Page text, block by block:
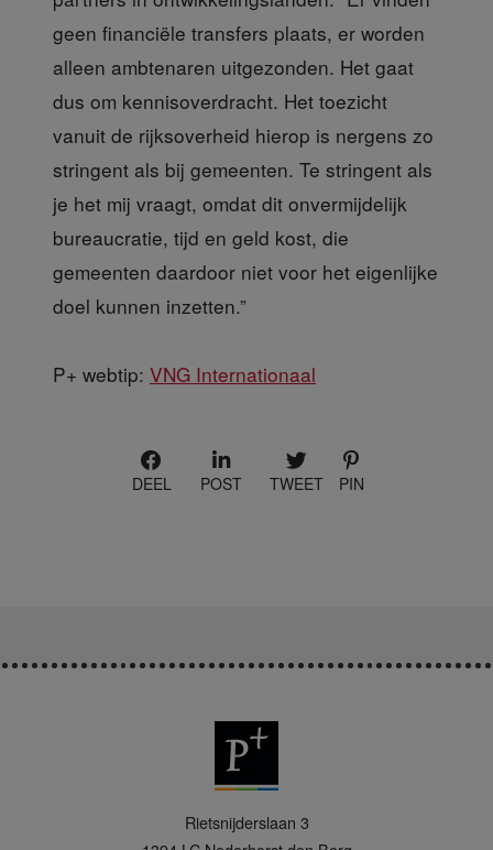
geen financiële transfers plaats, er worden
alleen ambtenaren uitgezonden. Het gaat
dus om kennisoverdracht. Het toezicht
vanuit de rijksoverheid hierop is nergens zo
stringent als bij gemeenten. Te stringent als
je het mij vraagt, omdat dit onvermijdelijk
bureaucratie, tijd en geld kost, die
gemeenten daardoor niet voor het eigenlijke
doel kunnen inzetten.”
P+ webtip: VNG Internationaal
DEEL POST TWEET PIN
Rietsnijderslaan 3